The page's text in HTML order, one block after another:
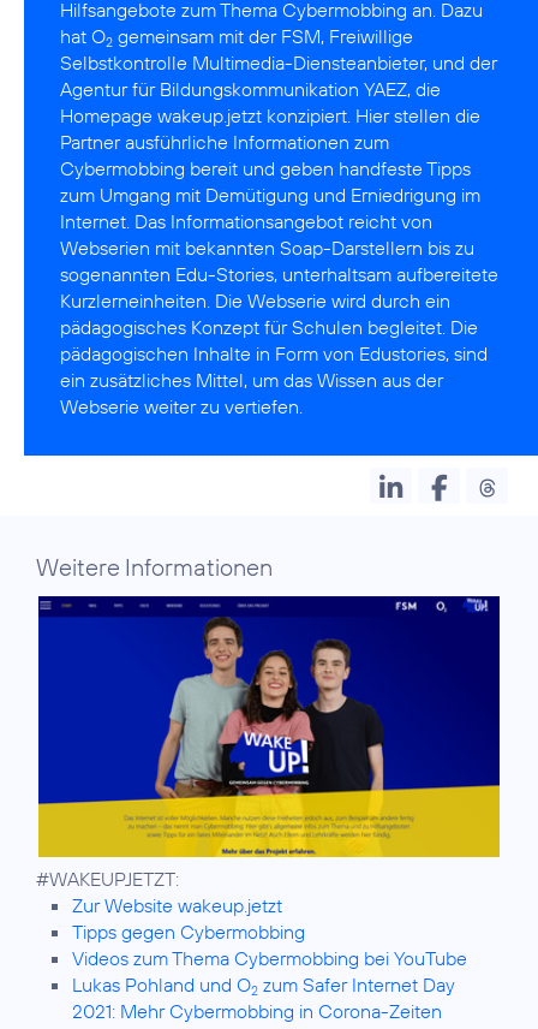
Hilfsangebote zum Thema Cybermobbing an. Dazu
hat O2 gemeinsam mit der FSM, Freiwillige
Selbstkontrolle Multimedia-Diensteanbieter, und der
Agentur für Bildungskommunikation YAEZ, die
Homepage wakeup.jetzt konzipiert. Hier stellen die
Partner ausführliche Informationen zum
Cybermobbing bereit und geben handfeste Tipps
zum Umgang mit Demütigung und Erniedrigung im
Internet. Das Informationsangebot reicht von
Webserien mit bekannten Soap-Darstellern bis zu
sogenannten Edu-Stories, unterhaltsam aufbereitete
Kurzlerneinheiten. Die Webserie wird durch ein
pädagogisches Konzept für Schulen begleitet. Die
pädagogischen Inhalte in Form von Edustories, sind
ein zusätzliches Mittel, um das Wissen aus der
Webserie weiter zu vertiefen.
Weitere Informationen
Zur Website wakeup.jetzt
Tipps gegen Cybermobbing
Videos zum Thema Cybermobbing bei YouTube
Lukas Pohland und O2 zum Safer Internet Day
2021: Mehr Cybermobbing in Corona-Zeiten